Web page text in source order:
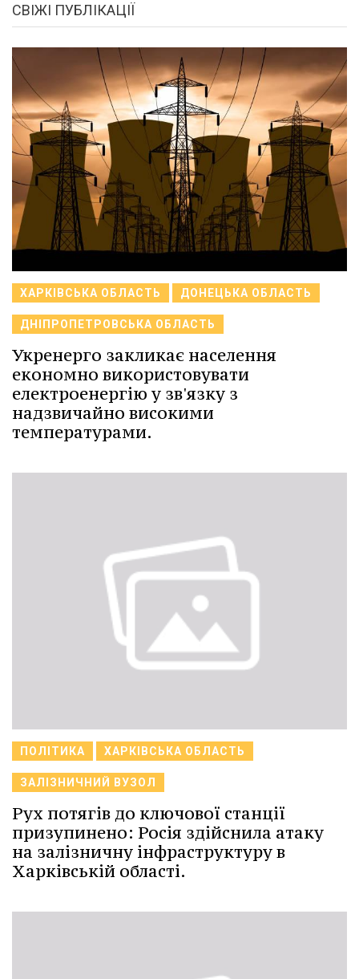
СВІЖІ ПУБЛІКАЦІЇ
ХАРКІВСЬКА ОБЛАСТЬ ДОНЕЦЬКА ОБЛАСТЬ
ДНІПРОПЕТРОВСЬКА ОБЛАСТЬ
Укренерго закликає населення
економно використовувати
електроенергію у зв'язку з
надзвичайно високими
температурами.
ПОЛІТИКА ХАРКІВСЬКА ОБЛАСТЬ
ЗАЛІЗНИЧНИЙ ВУЗОЛ
Рух потягів до ключової станції
призупинено: Росія здійснила атаку
на залізничну інфраструктуру в
Харківській області.